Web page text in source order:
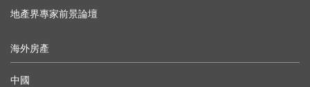
地產界專家前景論壇
海外房產
中國